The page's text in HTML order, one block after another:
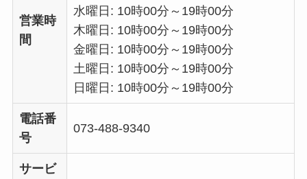
営業時
間
水曜日: 10時00分～19時00分
木曜日: 10時00分～19時00分
金曜日: 10時00分～19時00分
土曜日: 10時00分～19時00分
日曜日: 10時00分～19時00分
電話番
号
073-488-9340
サービ